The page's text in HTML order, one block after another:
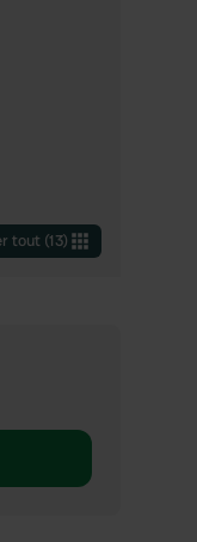
tout (13)